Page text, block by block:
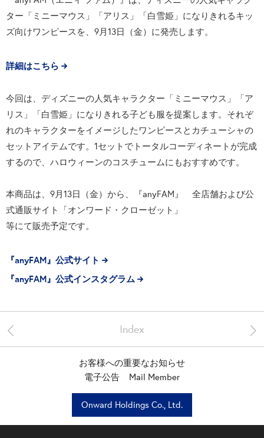
ター「ミニーマウス」「アリス」「白雪姫」になりきれるキッ
ズ向けワンピースを、9月13日（金）に発売します。
詳細はこちら
今回は、ディズニーの人気キャラクター「ミニーマウス」「ア
リス」「白雪姫」になりきれる子ども服を提案します。それぞ
れのキャラクターをイメージしたワンピースとカチューシャの
セットアイテムです。1セットでトータルコーディネートが完成
するので、ハロウィーンのコスチュームにもおすすめです。
本商品は、9月13日（金）から、『anyFAM』 全店舗および公
式通販サイト「オンワード・クローゼット」
等にて販売予定です。
『anyFAM』公式サイト
『anyFAM』公式インスタグラム
< >
Index
お客様への重要なお知らせ
電子公告
Mail Member
Onward Holdings Co., Ltd.